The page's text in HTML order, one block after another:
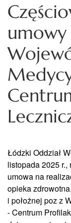
umowy
Łódzki Oddział
listopada 2025
umowa na
opieka
i położnej poz z
- Centrum